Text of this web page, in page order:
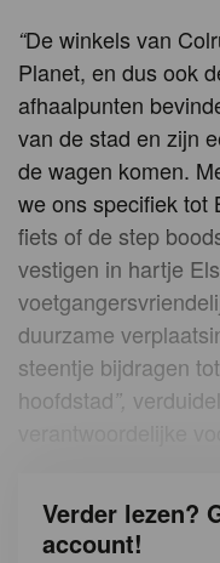
“De winkels van
Planet, en dus ook
afhaalpunten
van de stad en zijn
de wagen komen.
we ons specifiek tot
fiets of de step
vestigen in hartje
duurzame
steentje bijdragen
hoofdstad”,
Verder lezen?
account!